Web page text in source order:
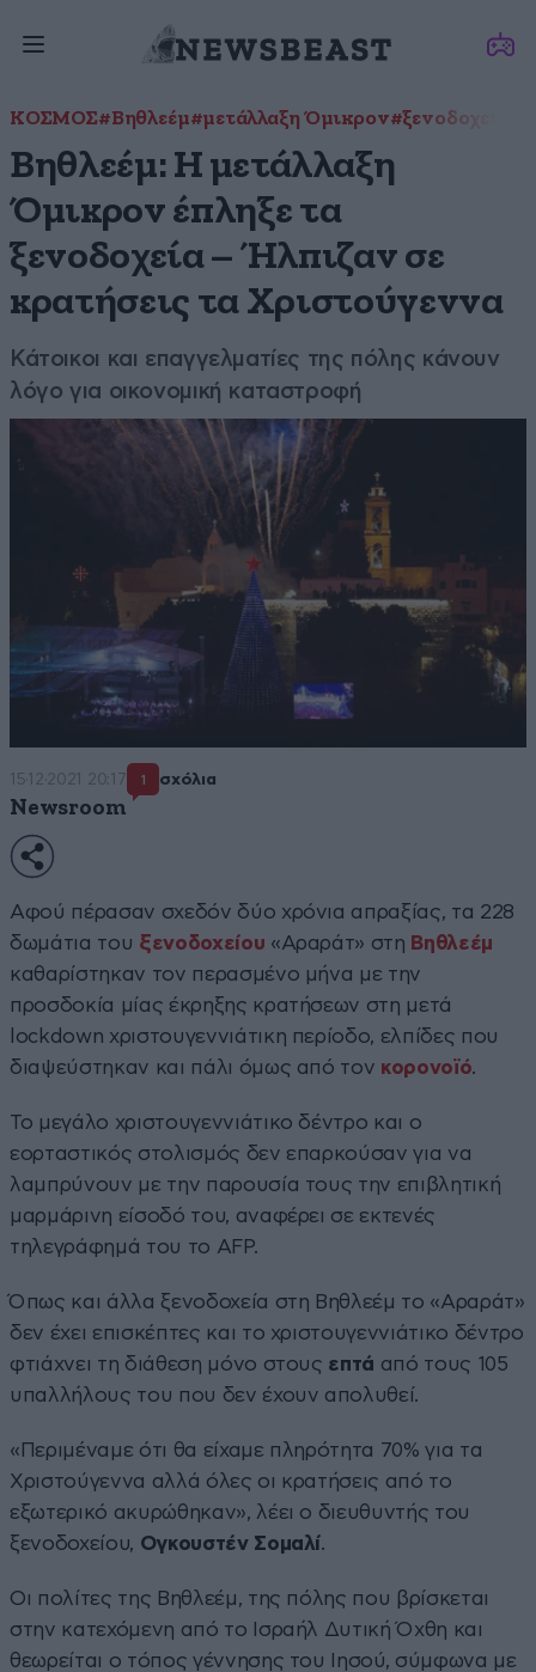
ΚΟΣΜΟΣ#Βηθλεέμ#μετάλλαξη Όμικρον#ξενοδοχεία
Βηθλεέμ: Η μετάλλαξη
Όμικρον έπληξε τα
ξενοδοχεία – Ήλπιζαν σε
κρατήσεις τα Χριστούγεννα
Κάτοικοι και επαγγελματίες της πόλης κάνουν
λόγο για οικονομική καταστροφή
15·12·2021 20:17 1 σχόλια
Newsroom
Αφού πέρασαν σχεδόν δύο χρόνια απραξίας, τα 228
δωμάτια του ξενοδοχείου «Αραράτ» στη Βηθλεέμ
καθαρίστηκαν τον περασμένο μήνα με την
προσδοκία μίας έκρηξης κρατήσεων στη μετά
lockdown χριστουγεννιάτικη περίοδο, ελπίδες που
διαψεύστηκαν και πάλι όμως από τον κορονοϊό.
Το μεγάλο χριστουγεννιάτικο δέντρο και ο
εορταστικός στολισμός δεν επαρκούσαν για να
λαμπρύνουν με την παρουσία τους την επιβλητική
μαρμάρινη είσοδό του, αναφέρει σε εκτενές
τηλεγράφημά του το AFP.
Όπως και άλλα ξενοδοχεία στη Βηθλεέμ το «Αραράτ»
δεν έχει επισκέπτες και το χριστουγεννιάτικο δέντρο
φτιάχνει τη διάθεση μόνο στους επτά από τους 105
υπαλλήλους του που δεν έχουν απολυθεί.
«Περιμέναμε ότι θα είχαμε πληρότητα 70% για τα
Χριστούγεννα αλλά όλες οι κρατήσεις από το
εξωτερικό ακυρώθηκαν», λέει ο διευθυντής του
ξενοδοχείου, Ογκουστέν Σομαλί.
Οι πολίτες της Βηθλεέμ, της πόλης που βρίσκεται
στην κατεχόμενη από το Ισραήλ Δυτική Όχθη και
θεωρείται ο τόπος γέννησης του Ιησού, σύμφωνα με